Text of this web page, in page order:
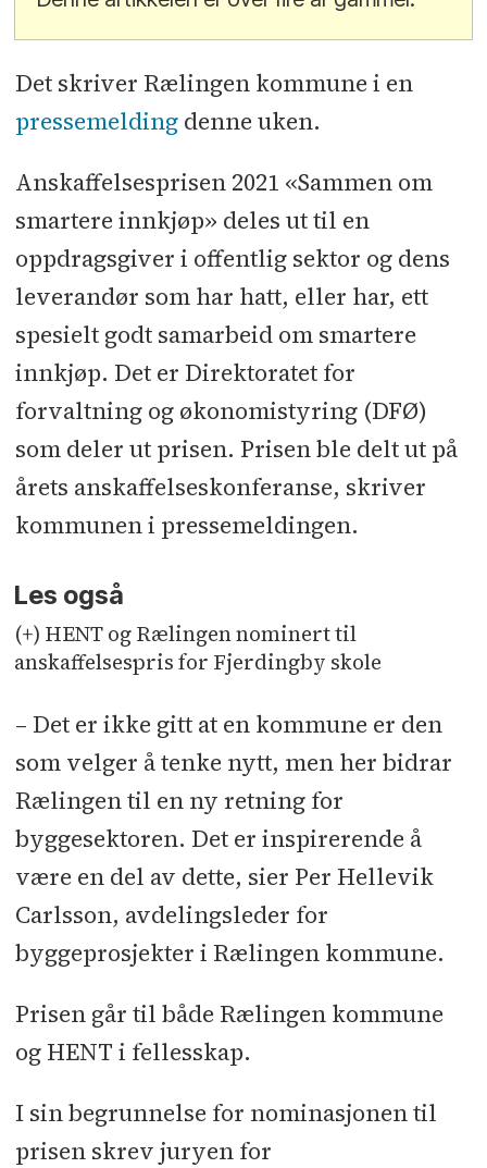
Det skriver Rælingen kommune i en
pressemeldingdenne uken.
Anskaffelsesprisen 2021 «Sammen om
smartere innkjøp» deles ut til en
oppdragsgiver i offentlig sektor og dens
leverandør som har hatt, eller har, ett
spesielt godt samarbeid om smartere
innkjøp. Det er Direktoratet for
forvaltning og økonomistyring (DFØ)
som deler ut prisen. Prisen ble delt ut på
årets anskaffelseskonferanse, skriver
kommunen i pressemeldingen.
Les også
(+) HENT og Rælingen nominert til
anskaffelsespris for Fjerdingby skole
– Det er ikke gitt at en kommune er den
som velger å tenke nytt, men her bidrar
Rælingen til en ny retning for
byggesektoren. Det er inspirerende å
være en del av dette, sier Per Hellevik
Carlsson, avdelingsleder for
byggeprosjekter i Rælingen kommune.
Prisen går til både Rælingen kommune
og HENT i fellesskap.
I sin begrunnelse for nominasjonen til
prisen skrev juryen for